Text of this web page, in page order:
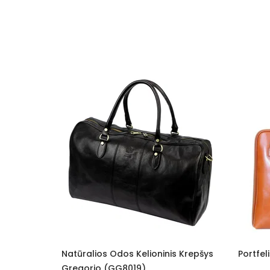
Rūšis
Lytis
Papildomos funkcijos
Užsegimas
Dominuojantis raštas
Krepšys Portfelis Camilla (GG8060)